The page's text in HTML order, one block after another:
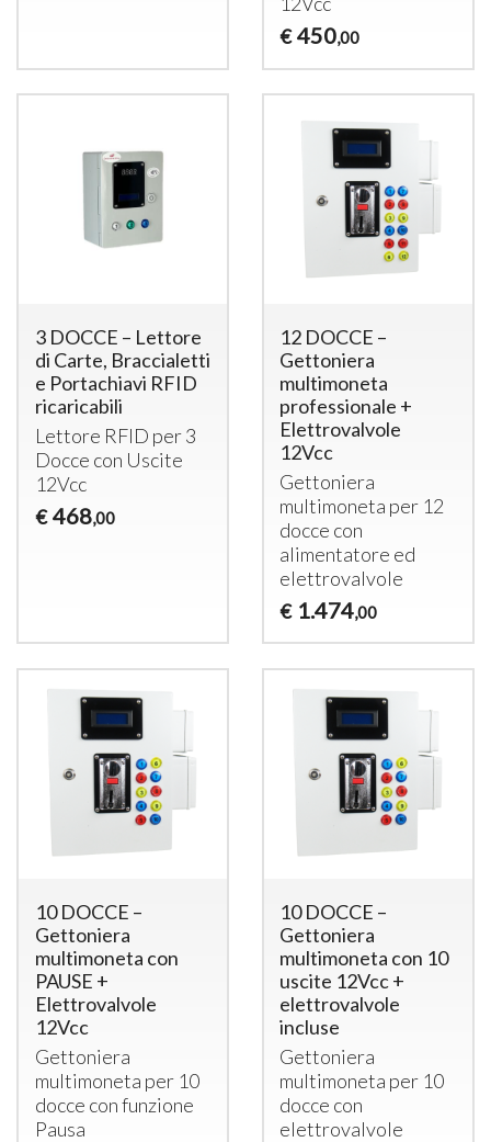
€ 450,00
3 DOCCE – Lettore
di Carte, Braccialetti
e Portachiavi RFID
ricaricabili
Lettore RFID per 3
Docce con Uscite
12Vcc
€ 468,00
12 DOCCE –
Gettoniera
multimoneta
professionale +
Elettrovalvole
12Vcc
Gettoniera
multimoneta per 12
docce con
alimentatore ed
elettrovalvole
€ 1.474,00
10 DOCCE –
Gettoniera
multimoneta con
PAUSE +
Elettrovalvole
12Vcc
Gettoniera
multimoneta per 10
docce con funzione
Pausa
10 DOCCE –
Gettoniera
multimoneta con 10
uscite 12Vcc +
elettrovalvole
incluse
Gettoniera
multimoneta per 10
docce con
elettrovalvole